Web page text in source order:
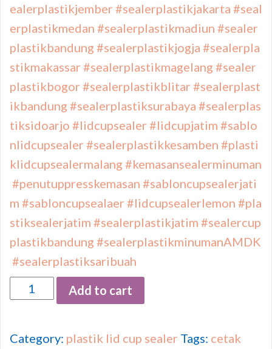
ealerplastikjember #sealerplastikjakarta #seal
erplastikmedan #sealerplastikmadiun #sealer
plastikbandung #sealerplastikjogja #sealerpla
stikmakassar #sealerplastikmagelang #sealer
plastikbogor #sealerplastikblitar #sealerplast
ikbandung #sealerplastiksurabaya #sealerplas
tiksidoarjo #lidcupsealer #lidcupjatim #sablo
nlidcupsealer #sealerplastikkesamben #plasti
klidcupsealermalang #kemasansealerminuman
#penutuppresskemasan #sabloncupsealerjati
m #sabloncupsealaer #lidcupsealerlemon #pla
stiksealerjatim #sealerplastikjatim #sealercup
plastikbandung #sealerplastikminumanAMDK
#sealerplastiksaribuah
Quantity
Add to cart
Category: plastik lid cup sealer Tags: cetak